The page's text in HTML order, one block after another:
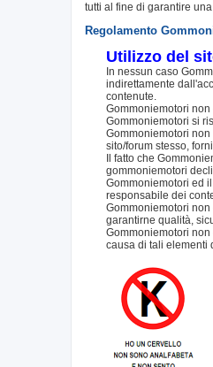
tutti al fine di garantire
Regolamento
Utilizzo del
In nessun caso
indirettamente
contenute.
Gommoniemotori
Gommoniemotori si
Gommoniemotori
sito/forum stesso,
Il fatto che
gommoniemotori
Gommoniemotori ed
responsabile dei
Gommoniemotori
garantirne qualità,
Gommoniemotori
causa di tali elementi